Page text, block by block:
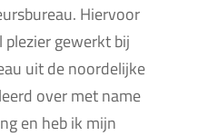
Hiervoor
gewerkt bij
uit de noordelijke
over met name
en heb ik mijn